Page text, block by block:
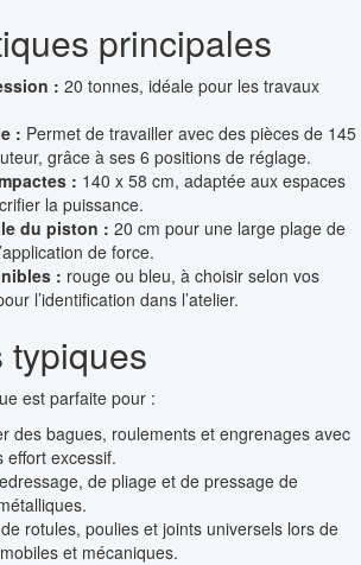
principales
: 20 tonnes, idéale pour les travaux
: Permet de travailler avec des pièces de 145
grâce à ses 6 positions de réglage.
: 140 x 58 cm, adaptée aux espaces
la puissance.
du piston : 20 cm pour une large plage de
de force.
: rouge ou bleu, à choisir selon vos
l’identification dans l’atelier.
typiques
est parfaite pour :
des bagues, roulements et engrenages avec
effort excessif.
de pliage et de pressage de
rotules, poulies et joints universels lors de
et mécaniques.